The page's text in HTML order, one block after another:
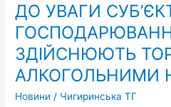
ДО УВАГИ
ЗДІЙСНЮЮТЬ
АЛКОГОЛЬНИМИ
Новини / Чигиринська ТГ